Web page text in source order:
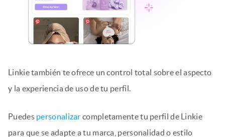
Linkie también te ofrece un control total sobre el aspecto
y la experiencia de uso de tu perfil.
Puedes personalizar completamente tu perfil de Linkie
para que se adapte a tu marca, personalidad o estilo